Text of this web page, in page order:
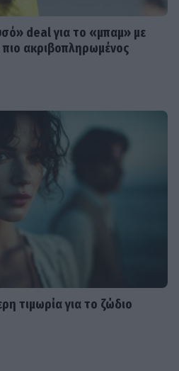
deal για το «μπαμ» με
πιο ακριβοπληρωμένος
τιμωρία για το ζώδιο